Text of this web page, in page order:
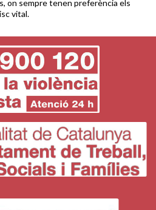
on sempre tenen preferència els
vital.